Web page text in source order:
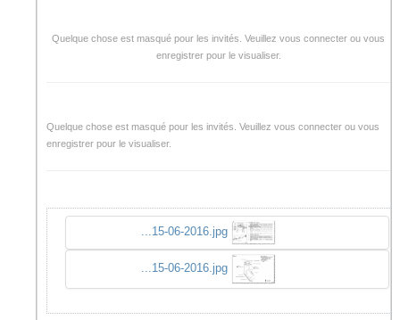
Quelque chose est masqué pour les invités. Veuillez vous connecter ou vous
enregistrer pour le visualiser.
Quelque chose est masqué pour les invités. Veuillez vous connecter ou vous
enregistrer pour le visualiser.
...15-06-2016.jpg
...15-06-2016.jpg